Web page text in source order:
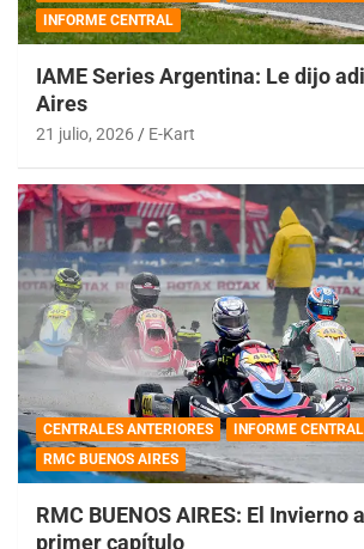
INFORME CENTRAL
IAME Series Argentina: Le dijo
Aires
21 julio, 2026 E-Kart
CENTRALES ANTERIORES
INFORME CENTRAL
RMC BUENOS AIRES
RMC BUENOS AIRES: El Invierno
primer capítulo